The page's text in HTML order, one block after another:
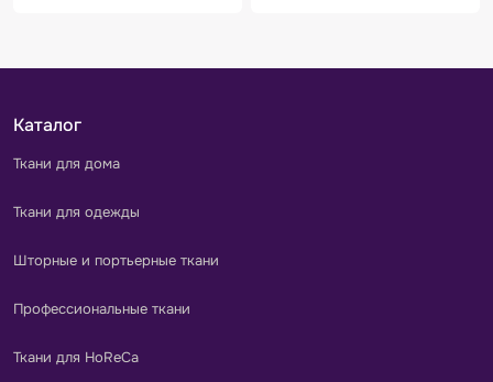
Каталог
Ткани для дома
Ткани для одежды
Шторные и портьерные ткани
Профессиональные ткани
Ткани для HoReCa